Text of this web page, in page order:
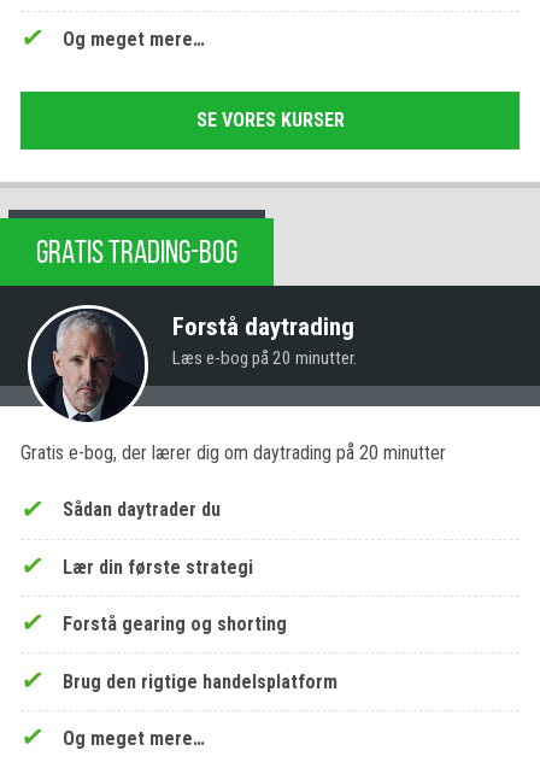
Og meget mere…
SE VORES KURSER
GRATIS TRADING-BOG
Forstå daytrading
Læs e-bog på 20 minutter.
Gratis e-bog, der lærer dig om daytrading på 20 minutter
Sådan daytrader du
Lær din første strategi
Forstå gearing og shorting
Brug den rigtige handelsplatform
Og meget mere…